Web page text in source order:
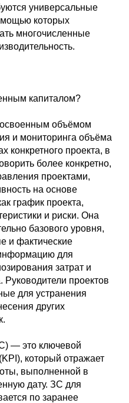
универсальные
которых
многочисленные
капиталом?
объёмом
и мониторинга объёма
конкретного проекта, в
более конкретно,
проектами,
на основе
график проекта,
и риски. Она
базового уровня,
и фактические
для
затрат и
Руководители проектов
для устранения
других
— это ключевой
который отражает
выполненной в
дату. ЗС для
по заранее